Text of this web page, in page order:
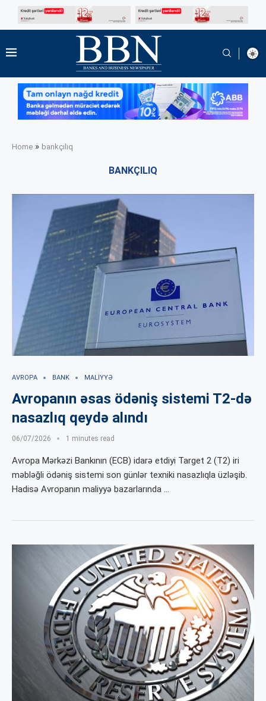
Home » bankçılıq
BANKÇILIQ
AVROPA BANK MALIYYƏ
Avropanın əsas ödəniş sistemi T2-də
nasazlıq qeydə alındı
06/07/2026 1 minutes read
Avropa Mərkəzi Bankının (ECB) idarə etdiyi Target 2 (T2) iri
məbləğli ödəniş sistemi son günlər texniki nasazlıqla üzləşib.
Hadisə Avropanın maliyyə bazarlarında …